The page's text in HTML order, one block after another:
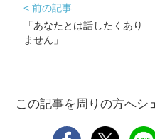
< 前の記事
「あなたとは話したくあり
ません」
この記事を周りの方へシ